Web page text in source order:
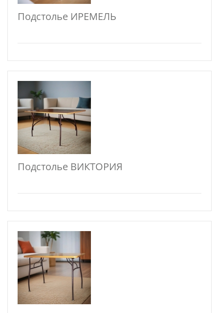
Подстолье ИРЕМЕЛЬ
Подстолье ВИКТОРИЯ